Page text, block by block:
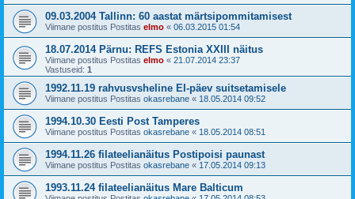
09.03.2004 Tallinn: 60 aastat märtsipommitamisest
Viimane postitus Postitas elmo « 06.03.2015 01:54
18.07.2014 Pärnu: REFS Estonia XXIII näitus
Viimane postitus Postitas elmo « 21.07.2014 23:37
Vastuseid: 1
1992.11.19 rahvusvsheline EI-päev suitsetamisele
Viimane postitus Postitas okasrebane « 18.05.2014 09:52
1994.10.30 Eesti Post Tamperes
Viimane postitus Postitas okasrebane « 18.05.2014 08:51
1994.11.26 filateelianäitus Postipoisi paunast
Viimane postitus Postitas okasrebane « 17.05.2014 09:13
1993.11.24 filateelianäitus Mare Balticum